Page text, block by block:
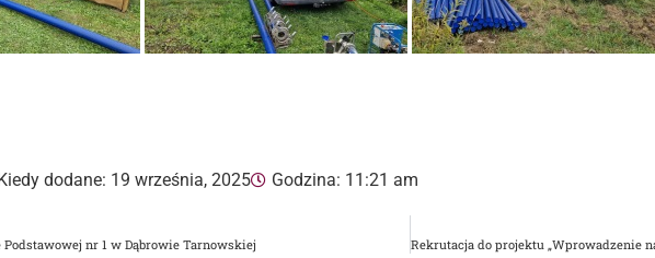
dodane: 19 września, 2025 Godzina: 11:21 am
nr 1 w Dąbrowie Tarnowskiej